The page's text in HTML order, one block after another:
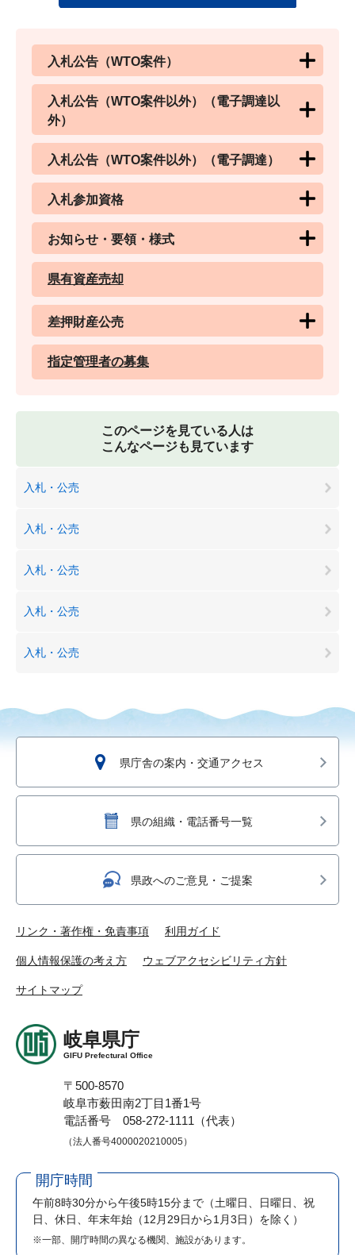
入札公告（WTO案件）
入札公告（WTO案件以外）（電子調達以
外）
入札公告（WTO案件以外）（電子調達）
入札参加資格
お知らせ・要領・様式
県有資産売却
差押財産公売
指定管理者の募集
このページを見ている人は
こんなページも見ています
入札・公売
入札・公売
入札・公売
入札・公売
入札・公売
県庁舎の案内・交通アクセス
県の組織・電話番号一覧
県政へのご意見・ご提案
リンク・著作権・免責事項 利用ガイド
個人情報保護の考え方 ウェブアクセシビリティ方針
サイトマップ
岐阜県庁
GIFU Prefectural Office
〒500-8570
岐阜市薮田南2丁目1番1号
電話番号 058-272-1111（代表）
（法人番号4000020210005）
開庁時間
午前8時30分から午後5時15分まで （土曜日、日曜日、祝
日、休日、年末年始（12月29日から1月3日）を除く）
※一部、開庁時間の異なる機関、施設があります。